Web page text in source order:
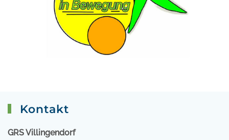
Kontakt
GRS Villingendorf